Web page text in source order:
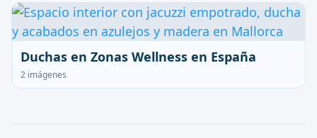
Duchas en Zonas Wellness en España
2 imágenes